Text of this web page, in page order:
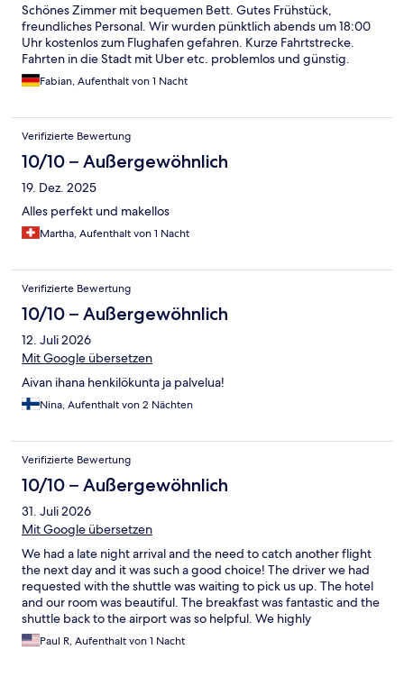
Schönes Zimmer mit bequemen Bett. Gutes Frühstück,
freundliches Personal. Wir wurden pünktlich abends um 18:00
Uhr kostenlos zum Flughafen gefahren. Kurze Fahrtstrecke.
Fahrten in die Stadt mit Uber etc. problemlos und günstig.
Fabian, Aufenthalt von 1 Nacht
Verifizierte Bewertung
10/10 – Außergewöhnlich
19. Dez. 2025
Alles perfekt und makellos
Martha, Aufenthalt von 1 Nacht
Verifizierte Bewertung
10/10 – Außergewöhnlich
12. Juli 2026
Mit Google übersetzen
Aivan ihana henkilökunta ja palvelua!
Nina, Aufenthalt von 2 Nächten
Verifizierte Bewertung
10/10 – Außergewöhnlich
31. Juli 2026
Mit Google übersetzen
We had a late night arrival and the need to catch another flight
the next day and it was such a good choice! The driver we had
requested with the shuttle was waiting to pick us up. The hotel
and our room was beautiful. The breakfast was fantastic and the
shuttle back to the airport was so helpful. We highly
recommend this hotel as a convenient and restful stopover near
the airport.
Paul R, Aufenthalt von 1 Nacht